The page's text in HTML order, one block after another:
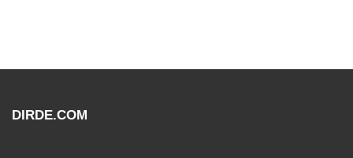
DIRDE.COM